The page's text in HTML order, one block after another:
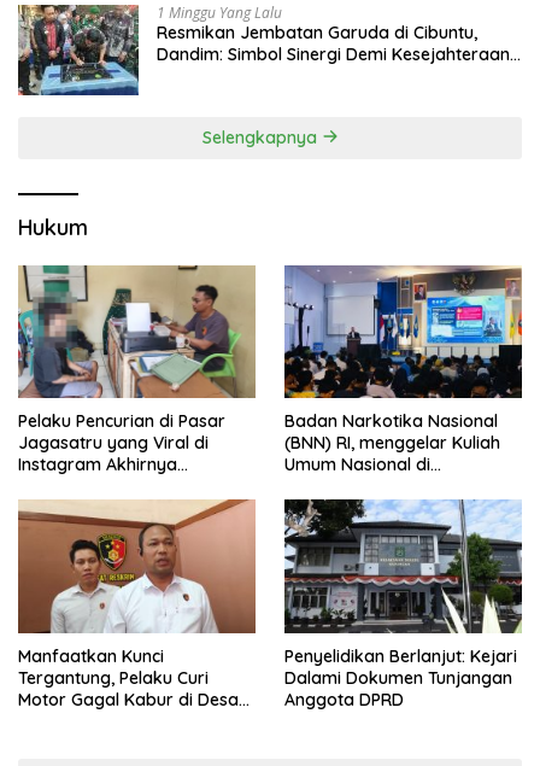
1 Minggu Yang Lalu
Resmikan Jembatan Garuda di Cibuntu,
Dandim: Simbol Sinergi Demi Kesejahteraan
Selengkapnya
Hukum
Pelaku Pencurian di Pasar
Jagasatru yang Viral di
Instagram Akhirnya
Badan Narkotika Nasional
(BNN) RI, menggelar Kuliah
Umum Nasional di
Manfaatkan Kunci
Tergantung, Pelaku Curi
Motor Gagal Kabur di Desa
Penyelidikan Berlanjut: Kejari
Dalami Dokumen Tunjangan
Anggota DPRD